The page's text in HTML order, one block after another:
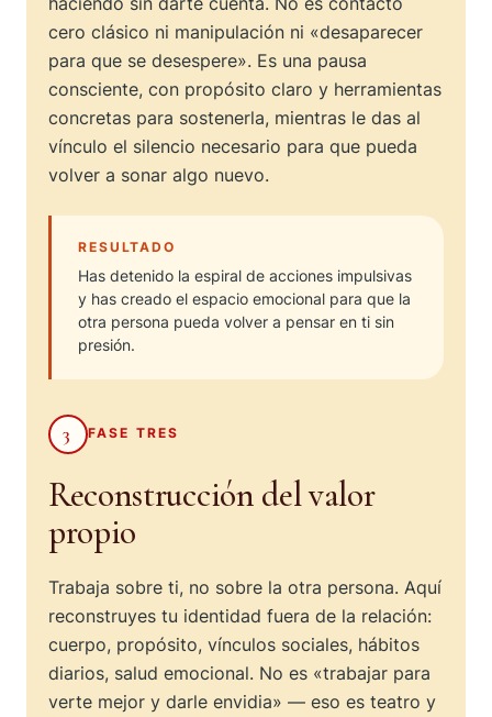
cero clásico ni manipulación ni «desaparecer
para que se desespere». Es una pausa
consciente, con propósito claro y herramientas
concretas para sostenerla, mientras le das al
vínculo el silencio necesario para que pueda
volver a sonar algo nuevo.
RESULTADO
Has detenido la espiral de acciones impulsivas
y has creado el espacio emocional para que la
otra persona pueda volver a pensar en ti sin
presión.
3 FASE TRES
Reconstrucción del valor
propio
Trabaja sobre ti, no sobre la otra persona. Aquí
reconstruyes tu identidad fuera de la relación:
cuerpo, propósito, vínculos sociales, hábitos
diarios, salud emocional. No es «trabajar para
verte mejor y darle envidia» — eso es teatro y